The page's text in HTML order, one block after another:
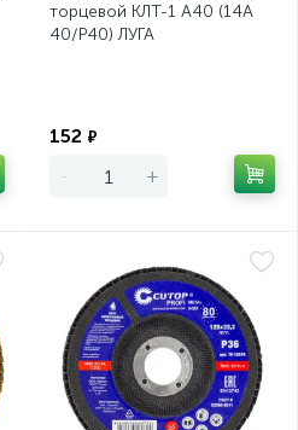
торцевой КЛТ-1 А40 (14А
40/Р40) ЛУГА
152 ₽
- +